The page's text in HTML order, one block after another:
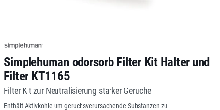
Simplehuman odorsorb Filter Kit Halter und
Filter KT1165
Filter Kit zur Neutralisierung starker Gerüche
Enthält Aktivkohle um geruchsverursachende Substanzen zu